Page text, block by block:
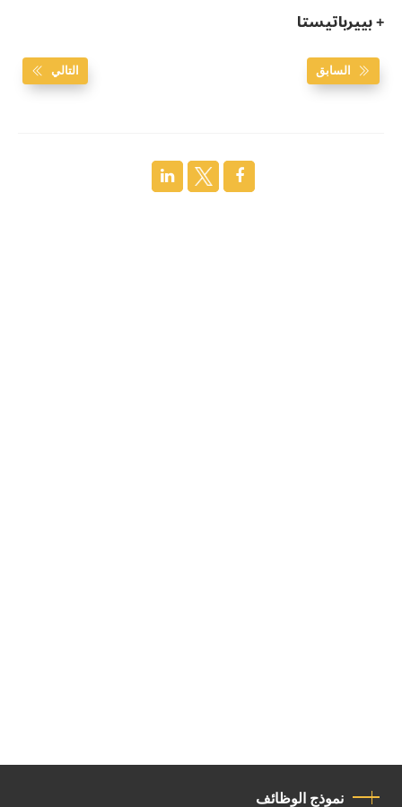
+ بييرباتيستا
السابق التالي
نموذج الوظائف